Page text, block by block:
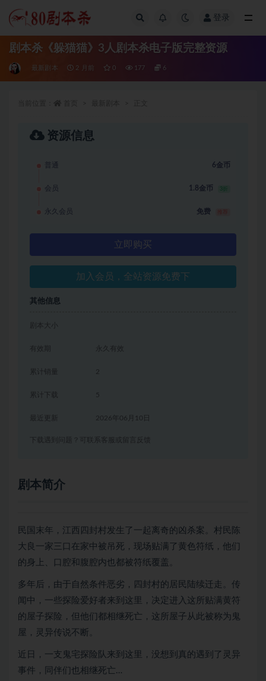
登录
剧本杀《躲猫猫》3人剧本杀电子版完整资源
最新剧本 2 月前 0 177 6
资源信息
普通 6金币
会员 1.8金币 3折
永久会员 免费
立即购买
加入会员，全站资源免费下
其他信息
剧本大小
有效期 永久有效
累计销量 2
累计下载 5
2026年06月10日
下载遇到问题？可联系客服或留言反馈
剧本简介
民国末年，江西四封村发生了一起离奇的凶杀案。村民陈
大良一家三口在家中被吊死，现场贴满了黄色符纸，他们
的身上、口腔和腹腔内也都被符纸覆盖。
多年后，由于自然条件恶劣，四封村的居民陆续迁走。传
闻中，一些探险爱好者来到这里，决定进入这所贴满黄符
的屋子探险，但他们都相继死亡，这所屋子从此被称为鬼
屋，灵异传说不断。
近日，一支鬼宅探险队来到这里，没想到真的遇到了灵异
事件，同伴们也相继死亡…